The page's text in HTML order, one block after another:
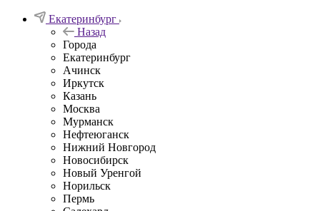
Екатеринбург
Назад
Города
Екатеринбург
Ачинск
Иркутск
Казань
Москва
Мурманск
Нефтеюганск
Нижний Новгород
Новосибирск
Новый Уренгой
Норильск
Пермь